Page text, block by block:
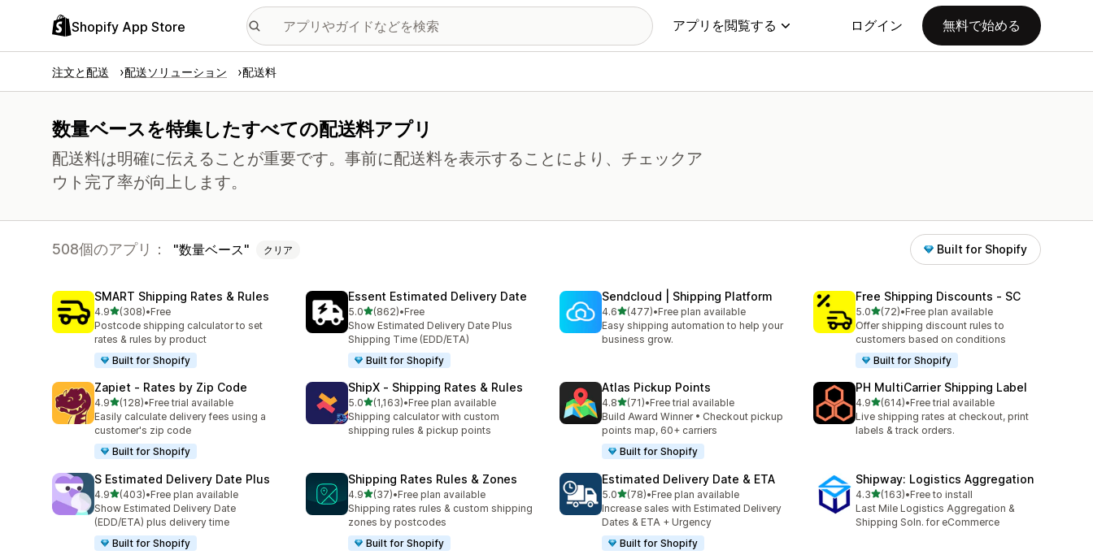
Shopify App Store アプリを閲覧する ログイン 無料で始める
注文と配送 配送ソリューション 配送料
数量ベースを特集したすべての配送料アプリ
配送料は明確に伝えることが重要です。事前に配送料を表示することにより、チェックア
ウト完了率が向上します。
508個のアプリ： 数量ベース クリア Built for Shopify
SMART Shipping Rates & Rules
4.95つ星中
(308)
合計レビュー数：308件
•Free
Postcode shipping calculator to set
rates & rules by product
Built for Shopify
Essent Estimated Delivery Date
5.05つ星中
(862)
合計レビュー数：862件
•Free
Show Estimated Delivery Date Plus
Shipping Time (EDD/ETA)
Built for Shopify
Sendcloud | Shipping Platform
4.65つ星中
(477)
合計レビュー数：477件
•Free plan available
Easy shipping automation to help your
business grow.
Free Shipping Discounts ‑ SC
5.05つ星中
(72)
合計レビュー数：72件
•Free plan available
Offer shipping discount rules to
customers based on conditions
Built for Shopify
Zapiet ‑ Rates by Zip Code
4.95つ星中
(128)
合計レビュー数：128件
•Free trial available
Easily calculate delivery fees using a
customer's zip code
Built for Shopify
ShipX ‑ Shipping Rates & Rules
5.05つ星中
(1,163)
合計レビュー数：1163件
•Free plan available
Shipping calculator with custom
shipping rules & pickup points
Atlas Pickup Points
4.85つ星中
(71)
合計レビュー数：71件
•Free trial available
Build Award Winner • Checkout pickup
points map, 60+ carriers
Built for Shopify
PH MultiCarrier Shipping Label
4.95つ星中
(614)
合計レビュー数：614件
•Free trial available
Live shipping rates at checkout, print
labels & track orders.
S Estimated Delivery Date Plus
4.95つ星中
(403)
合計レビュー数：403件
•Free plan available
Show Estimated Delivery Date
(EDD/ETA) plus delivery time
Built for Shopify
Shipping Rates Rules & Zones
4.95つ星中
(37)
合計レビュー数：37件
•Free plan available
Shipping rates rules & custom shipping
zones by postcodes
Built for Shopify
Estimated Delivery Date & ETA
5.05つ星中
(78)
合計レビュー数：78件
•Free plan available
Increase sales with Estimated Delivery
Dates & ETA + Urgency
Built for Shopify
Shipway: Logistics Aggregation
4.35つ星中
(163)
合計レビュー数：163件
•Free to install
Last Mile Logistics Aggregation &
Shipping Soln. for eCommerce